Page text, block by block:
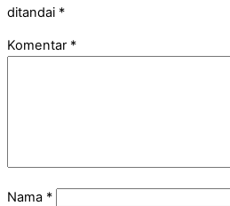
ditandai *
Komentar *
Nama *